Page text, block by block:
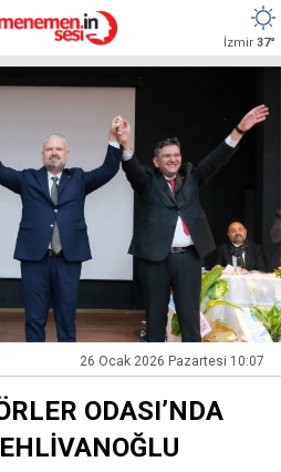
İzmir 37°
26 Ocak 2026 Pazartesi 10:07
ODASI’NDA